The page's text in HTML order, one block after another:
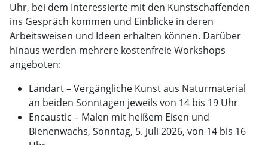
Uhr, bei dem Interessierte mit den Kunstschaffenden
ins Gespräch kommen und Einblicke in deren
Arbeitsweisen und Ideen erhalten können. Darüber
hinaus werden mehrere kostenfreie Workshops
angeboten:
Landart – Vergängliche Kunst aus Naturmaterial
an beiden Sonntagen jeweils von 14 bis 19 Uhr
Encaustic – Malen mit heißem Eisen und
Bienenwachs, Sonntag, 5. Juli 2026, von 14 bis 16